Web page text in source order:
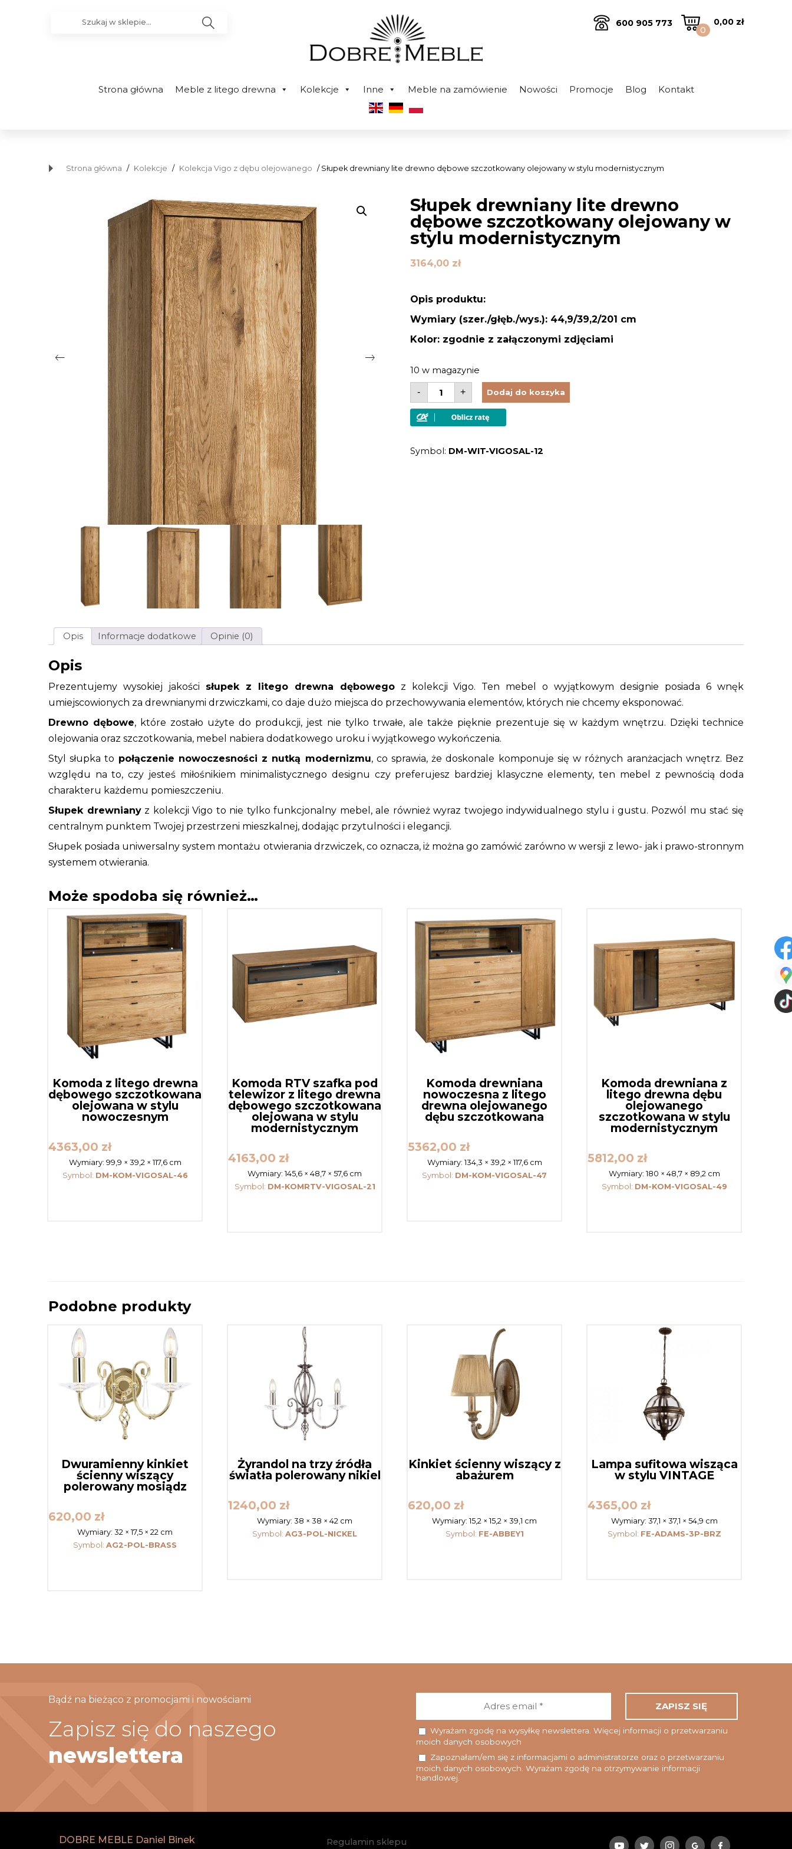
0
0,00 zł
600 905 773
Strona główna Meble z litego drewna Kolekcje Inne Meble na zamówienie Nowości Promocje Blog Kontakt
Strona główna / Kolekcje / Kolekcja Vigo z dębu olejowanego / Słupek drewniany lite drewno dębowe szczotkowany olejowany w stylu modernistycznym
Słupek drewniany lite drewno
dębowe szczotkowany olejowany w
stylu modernistycznym
3164,00 zł
Opis produktu:
Wymiary (szer./głęb./wys.): 44,9/39,2/201 cm
Kolor: zgodnie z załączonymi zdjęciami
10 w magazynie
-
ilość
Słupek
drewniany
lite
drewno
olejowany
+ Dodaj do koszyka
Symbol: DM-WIT-VIGOSAL-12
Opis Informacje dodatkowe Opinie (0)
Opis
Prezentujemy wysokiej jakości słupek z litego drewna dębowegoz kolekcji Vigo. Ten mebel o wyjątkowym designie posiada 6 wnęk
umiejscowionych za drewnianymi drzwiczkami, co daje dużo miejsca do przechowywania elementów, których nie chcemy eksponować.
Drewno dębowe, które zostało użyte do produkcji, jest nie tylko trwałe, ale także pięknie prezentuje się w każdym wnętrzu. Dzięki technice
olejowania oraz szczotkowania, mebel nabiera dodatkowego uroku i wyjątkowego wykończenia.
Styl słupka to połączenie nowoczesności z nutką modernizmu, co sprawia, że doskonale komponuje się w różnych aranżacjach wnętrz. Bez
względu na to, czy jesteś miłośnikiem minimalistycznego designu czy preferujesz bardziej klasyczne elementy, ten mebel z pewnością doda
charakteru każdemu pomieszczeniu.
Słupek drewnianyz kolekcji Vigo to nie tylko funkcjonalny mebel, ale również wyraz twojego indywidualnego stylu i gustu. Pozwól mu stać się
centralnym punktem Twojej przestrzeni mieszkalnej, dodając przytulności i elegancji.
Słupek posiada uniwersalny system montażu otwierania drzwiczek, co oznacza, iż można go zamówić zarówno w wersji z lewo- jak i prawo-stronnym
systemem otwierania.
Może spodoba się również…
Komoda z litego drewna
dębowego szczotkowana
olejowana w stylu
nowoczesnym
4363,00 zł
Wymiary: 99,9 × 39,2 × 117,6 cm
Symbol: DM-KOM-VIGOSAL-46
Komoda RTV szafka pod
telewizor z litego drewna
dębowego szczotkowana
olejowana w stylu
modernistycznym
4163,00 zł
Wymiary:145,6 × 48,7 × 57,6 cm
Symbol: DM-KOMRTV-VIGOSAL-21
Komoda drewniana
nowoczesna z litego
drewna olejowanego
dębu szczotkowana
5362,00 zł
Wymiary: 134,3 × 39,2 × 117,6 cm
Symbol: DM-KOM-VIGOSAL-47
Komoda drewniana z
litego drewna dębu
olejowanego
szczotkowana w stylu
modernistycznym
5812,00 zł
Wymiary: 180 × 48,7 × 89,2 cm
Symbol: DM-KOM-VIGOSAL-49
Podobne produkty
Dwuramienny kinkiet
ścienny wiszący
polerowany mosiądz
620,00 zł
Wymiary:32 × 17,5 × 22 cm
Symbol:AG2-POL-BRASS
Żyrandol na trzy źródła
światła polerowany nikiel
1240,00 zł
Wymiary:38 × 38 × 42 cm
Symbol:AG3-POL-NICKEL
Kinkiet ścienny wiszący z
abażurem
620,00 zł
Wymiary:15,2 × 15,2 × 39,1 cm
Symbol: FE-ABBEY1
Lampa sufitowa wisząca
w stylu VINTAGE
4365,00 zł
Wymiary: 37,1 × 37,1 × 54,9 cm
Symbol: FE-ADAMS-3P-BRZ
Bądź na bieżąco z promocjami i nowościami
Zapisz się do naszego
newslettera
Adres
*
Wyrażam zgodę na wysyłkę newslettera. Więcej informacji o przetwarzaniu
moich danych osobowych
Zapoznałam/em się z informacjami o administratorze oraz o przetwarzaniu
moich danych osobowych. Wyrażam zgodę na otrzymywanie informacji
handlowej.
DOBRE MEBLE Daniel Binek Regulamin sklepu